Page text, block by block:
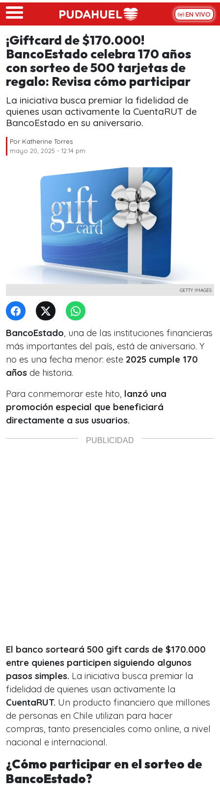
Skip to main content
EN VIVO
¡Giftcard de $170.000!
BancoEstado celebra 170 años
con sorteo de 500 tarjetas de
regalo: Revisa cómo participar
La iniciativa busca premiar la fidelidad de
quienes usan activamente la CuentaRUT de
BancoEstado en su aniversario.
Por Katherine Torres
mayo 20, 2025 - 12:14 pm
GETTY IMAGES
BancoEstado, una de las instituciones financieras
más importantes del país, está de aniversario. Y
no es una fecha menor: este 2025 cumple 170
años de historia.
Para conmemorar este hito, lanzó una
promoción especial que beneficiará
directamente a sus usuarios.
El banco sorteará 500 gift cards de $170.000
entre quienes participen siguiendo algunos
pasos simples. La iniciativa busca premiar la
fidelidad de quienes usan activamente la
CuentaRUT. Un producto financiero que millones
de personas en Chile utilizan para hacer
compras, tanto presenciales como online, a nivel
nacional e internacional.
¿Cómo participar en el sorteo de
BancoEstado?